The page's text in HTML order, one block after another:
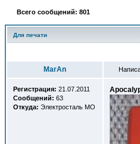
Всего сообщений: 801
Для печати
MarAn
Регистрация: 21.07.2011
Сообщений: 63
Откуда: Электросталь МО